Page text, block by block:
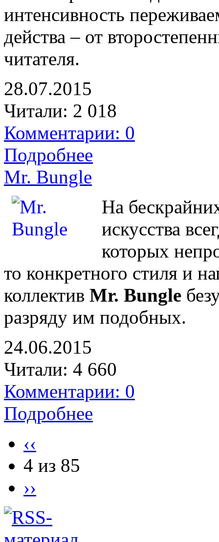
интенсивность
действа – от
читателя.
28.07.2015
Читали: 2 018
Комментарии: 0
Подробнее
Mr. Bungle
На
искусства
которых
то конкретного стиля и
коллектив Mr. Bungle
разряду им подобных.
24.06.2015
Читали: 4 660
Комментарии: 0
Подробнее
‹‹
4 из 85
››